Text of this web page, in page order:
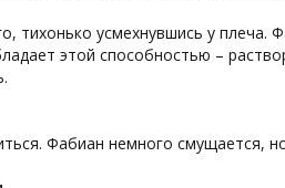
тихонько усмехнувшись у плеча.
этой способностью –
Фабиан немного смущается,